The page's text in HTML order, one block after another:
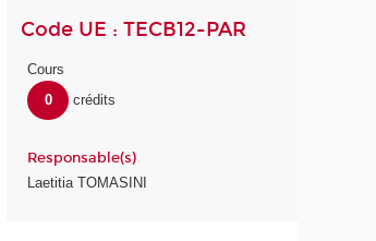
Code UE : TECB12-PAR
Cours
0
crédits
Responsable(s)
Laetitia TOMASINI